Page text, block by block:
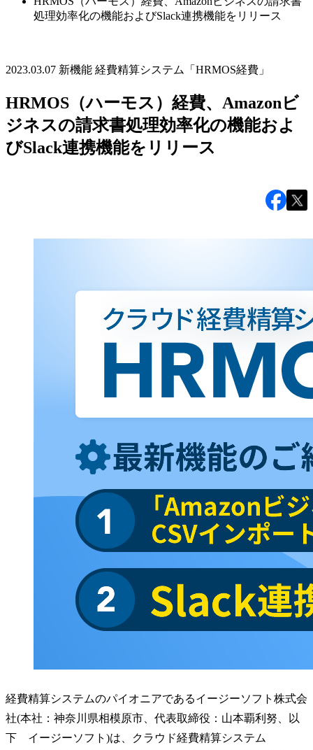
処理効率化の機能およびSlack連携機能をリリース
2023.03.07 新機能 経費精算システム「HRMOS経費」
HRMOS（ハーモス）経費、Amazonビ
ジネスの請求書処理効率化の機能およ
びSlack連携機能をリリース
経費精算システムのパイオニアであるイージーソフト株式会
社(本社：神奈川県相模原市、代表取締役：山本覇利努、以
下 イージーソフト)は、クラウド経費精算システム